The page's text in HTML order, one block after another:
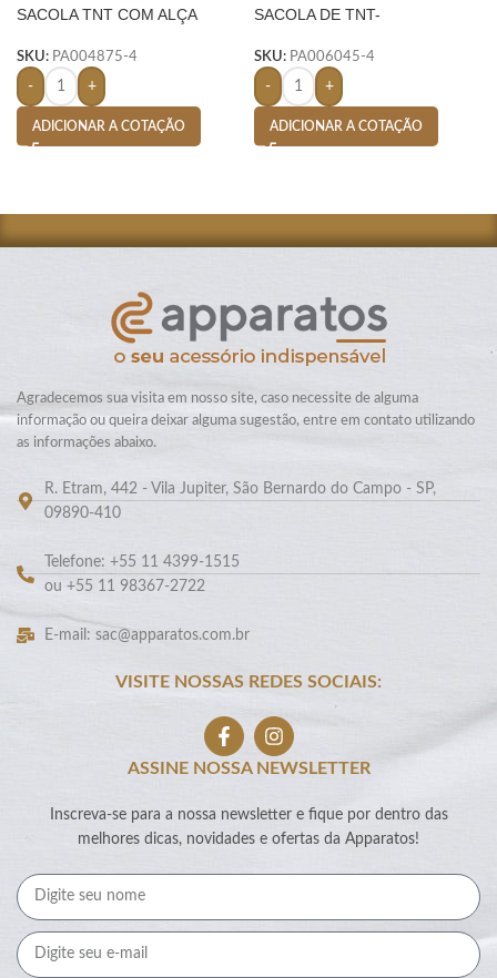
SACOLA TNT COM ALÇA
SKU: PA004875-4
- +
ADICIONAR A COTAÇÃO
SACOLA DE TNT-
SKU: PA006045-4
- +
ADICIONAR A COTAÇÃO
Agradecemos sua visita em nosso site, caso necessite de alguma
informação ou queira deixar alguma sugestão, entre em contato utilizando
as informações abaixo.
R. Etram, 442 - Vila Jupiter, São Bernardo do Campo - SP,
09890-410
Telefone: +55 11 4399-1515
ou +55 11 98367-2722
E-mail: sac@apparatos.com.br
VISITE NOSSAS REDES SOCIAIS:
ASSINE NOSSA NEWSLETTER
Inscreva-se para a nossa newsletter e fique por dentro das
melhores dicas, novidades e ofertas da Apparatos!